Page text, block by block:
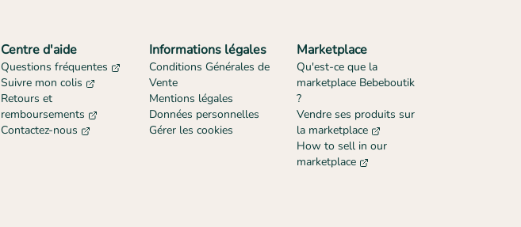
Centre d'aide
Questions fréquentes
Suivre mon colis
Retours et
remboursements
Contactez-nous
Informations légales
Conditions Générales de
Vente
Mentions légales
Données personnelles
Gérer les cookies
Marketplace
Qu'est-ce que la
marketplace Bebeboutik
?
Vendre ses produits sur
la marketplace
How to sell in our
marketplace